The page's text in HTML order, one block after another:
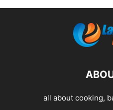
all about cooking,